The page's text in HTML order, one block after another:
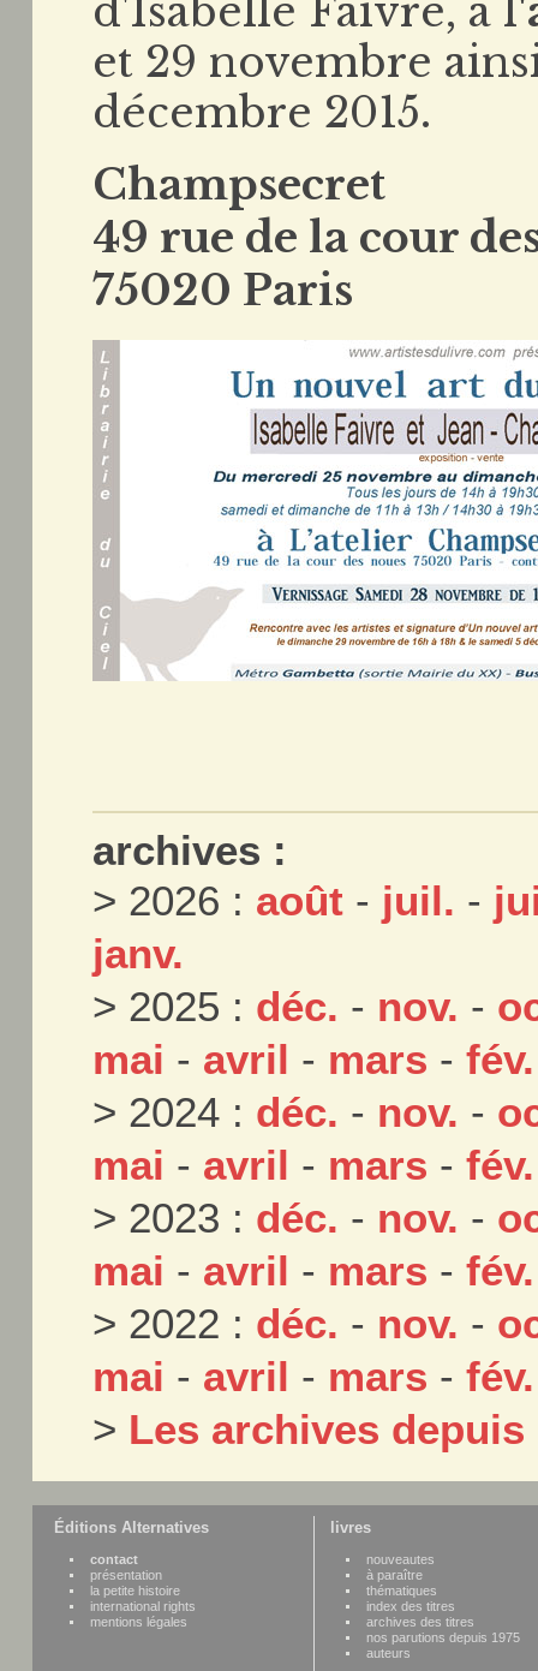
d'Isabelle Faivre, à l
et 29 novembre
décembre 2015.
Champsecret
49 rue de la cour
75020 Paris
archives :
> 2026 : août - juil. -
janv.
> 2025 : déc. - nov. -
mai - avril - mars -fév.
> 2024 : déc. - nov. -
mai - avril - mars -fév.
> 2023 : déc. - nov. -
mai - avril - mars -fév.
> 2022 : déc. - nov. -
mai - avril - mars -fév.
> Les archives depuis
Éditions Alternatives
contact
présentation
la petite histoire
international rights
mentions légales
livres
nouveautes
à paraître
thématiques
index des titres
archives des titres
nos parutions depuis 1975
auteurs